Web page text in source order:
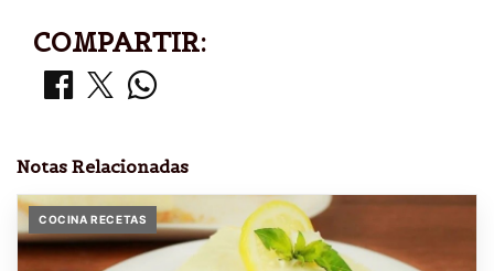
COMPARTIR:
Notas Relacionadas
COCINA RECETAS